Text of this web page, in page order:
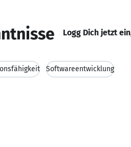
Logg Dich jetzt
Softwareentwicklung